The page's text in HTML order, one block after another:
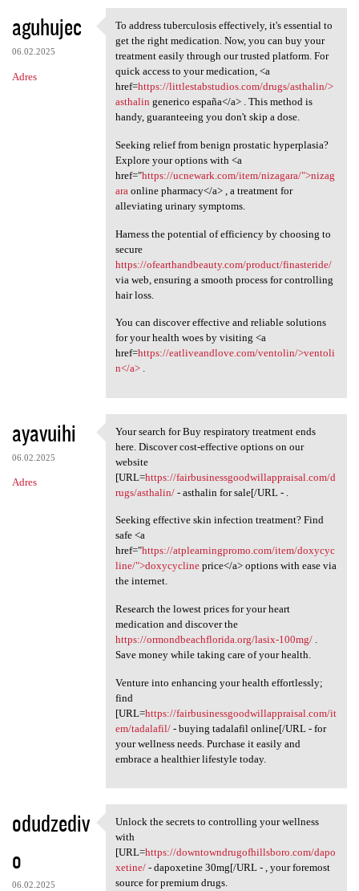
aguhujec
06.02.2025
Adres
To address tuberculosis
To address tuberculosis effectively, it's essential to
get the right medication. Now, you can buy your
treatment easily through our trusted platform. For
quick access to your medication, <a
href=https://littlestabstudios.com/drugs/asthalin/>
asthalin generico españa</a> . This method is
handy, guaranteeing you don't skip a dose.
Seeking relief from benign prostatic hyperplasia?
Explore your options with <a
href="https://ucnewark.com/item/nizagara/">nizag
araonline pharmacy</a> , a treatment for
alleviating urinary symptoms.
Harness the potential of efficiency by choosing to
secure
https://ofearthandbeauty.com/product/finasteride/
via web, ensuring a smooth process for controlling
hair loss.
You can discover effective and reliable solutions
for your health woes by visiting <a
href=https://eatliveandlove.com/ventolin/>ventoli
n</a>.
ayavuihi
06.02.2025
Adres
Your search for Buy
Your search for Buy respiratory treatment ends
here. Discover cost-effective options on our
website
[URL=https://fairbusinessgoodwillappraisal.com/d
rugs/asthalin/- asthalin for sale[/URL - .
Seeking effective skin infection treatment? Find
safe <a
href="https://atplearningpromo.com/item/doxycyc
line/">doxycyclineprice</a> options with ease via
the internet.
Research the lowest prices for your heart
medication and discover the
https://ormondbeachflorida.org/lasix-100mg/.
Save money while taking care of your health.
Venture into enhancing your health effortlessly;
find
[URL=https://fairbusinessgoodwillappraisal.com/it
em/tadalafil/- buying tadalafil online[/URL - for
your wellness needs. Purchase it easily and
embrace a healthier lifestyle today.
odudzediv
o
06.02.2025
Unlock the secrets to
Unlock the secrets to controlling your wellness
with
[URL=https://downtowndrugofhillsboro.com/dapo
xetine/- dapoxetine 30mg[/URL - , your foremost
source for premium drugs.